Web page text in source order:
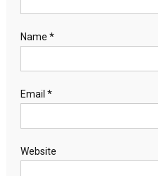
Name *
Email *
Website